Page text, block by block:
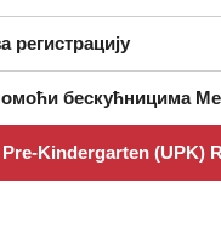
регистрацију
бескућницима
Kindergarten (UPK)